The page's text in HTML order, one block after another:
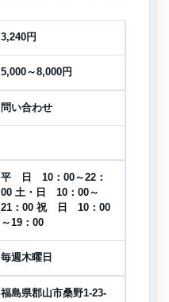
3,240円
5,000～8,000円
問い合わせ
平 日 10：00～22：
00 土・日 10：00～
21：00 祝 日 10：00
～19：00
毎週木曜日
福島県郡山市桑野1-23-